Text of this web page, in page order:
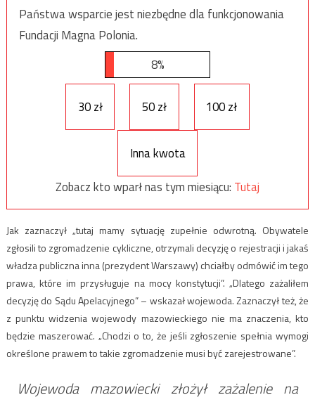
Państwa wsparcie jest niezbędne dla funkcjonowania
Fundacji Magna Polonia.
8%
30 zł 50 zł 100 zł
Inna kwota
Zobacz kto wparł nas tym miesiącu: Tutaj
Jak zaznaczył „tutaj mamy sytuację zupełnie odwrotną. Obywatele
zgłosili to zgromadzenie cykliczne, otrzymali decyzję o rejestracji i jakaś
władza publiczna inna (prezydent Warszawy) chciałby odmówić im tego
prawa, które im przysługuje na mocy konstytucji”. „Dlatego zażaliłem
decyzję do Sądu Apelacyjnego” – wskazał wojewoda. Zaznaczył też, że
z punktu widzenia wojewody mazowieckiego nie ma znaczenia, kto
będzie maszerować. „Chodzi o to, że jeśli zgłoszenie spełnia wymogi
określone prawem to takie zgromadzenie musi być zarejestrowane”.
Wojewoda mazowiecki złożył zażalenie na